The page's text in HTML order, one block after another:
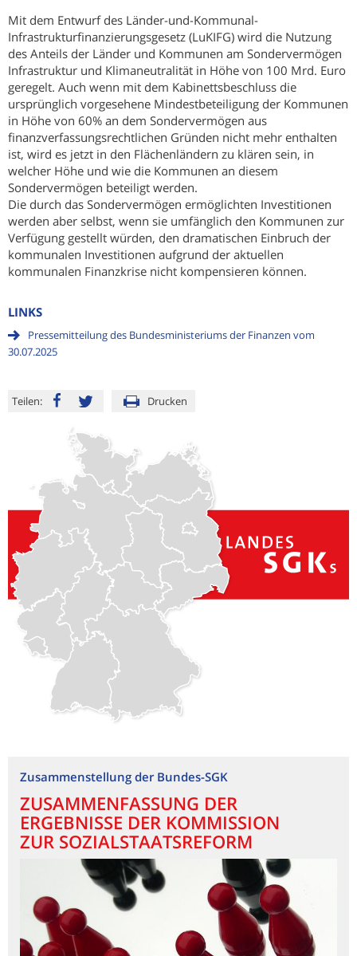
Mit dem Entwurf des Länder-und-Kommunal-
Infrastrukturfinanzierungsgesetz (LuKIFG) wird die Nutzung
des Anteils der Länder und Kommunen am Sondervermögen
Infrastruktur und Klimaneutralität in Höhe von 100 Mrd. Euro
geregelt. Auch wenn mit dem Kabinettsbeschluss die
ursprünglich vorgesehene Mindestbeteiligung der Kommunen
in Höhe von 60% an dem Sondervermögen aus
finanzverfassungsrechtlichen Gründen nicht mehr enthalten
ist, wird es jetzt in den Flächenländern zu klären sein, in
welcher Höhe und wie die Kommunen an diesem
Sondervermögen beteiligt werden.
Die durch das Sondervermögen ermöglichten Investitionen
werden aber selbst, wenn sie umfänglich den Kommunen zur
Verfügung gestellt würden, den dramatischen Einbruch der
kommunalen Investitionen aufgrund der aktuellen
kommunalen Finanzkrise nicht kompensieren können.
LINKS
Pressemitteilung des Bundesministeriums der Finanzen vom
30.07.2025
Teilen: Drucken
Zusammenstellung der Bundes-SGK
ZUSAMMENFASSUNG DER
ERGEBNISSE DER KOMMISSION
ZUR SOZIALSTAATSREFORM